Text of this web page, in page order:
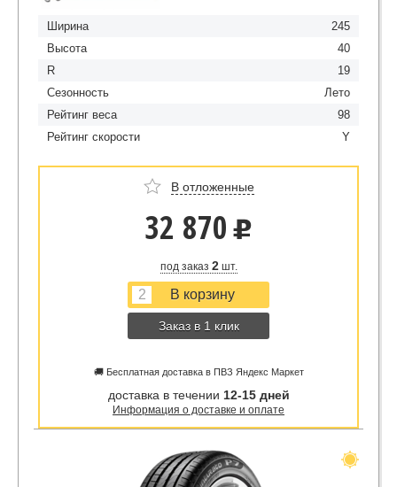
Ширина
245
Высота
40
R
19
Сезонность
Лето
Рейтинг веса
98
Рейтинг скорости
Y
В отложенные
32 870 u
под заказ 2шт.
Заказ в 1 клик
🚚 Бесплатная доставка в ПВЗ Яндекс Маркет
доставка в течении 12-15 дней
Информация о доставке и оплате